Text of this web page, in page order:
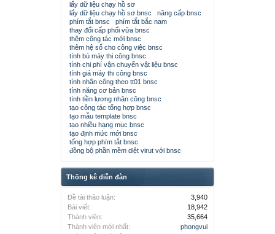
lấy dữ liệu chạy hồ sơ
lấy dữ liệu chạy hồ sơ bnsc
nâng cấp bnsc
phím tắt bnsc
phím tắt bắc nam
thay đổi cấp phối vữa bnsc
thêm công tác mới bnsc
thêm hệ số cho công việc bnsc
tính bù máy thi công bnsc
tính chi phí vận chuyển vật liệu bnsc
tính giá máy thi công bnsc
tính nhân công theo tt01 bnsc
tính năng cơ bản bnsc
tính tiền lương nhân công bnsc
tạo công tác tổng hợp bnsc
tạo mẫu template bnsc
tạo nhiều hạng mục bnsc
tạo định mức mới bnsc
tổng hợp phím tắt bnsc
đồng bộ phần mềm diệt virut với bnsc
Thống kê diễn đàn
Đề tài thảo luận:
3,940
Bài viết:
18,942
Thành viên:
35,664
Thành viên mới nhất:
phongvui